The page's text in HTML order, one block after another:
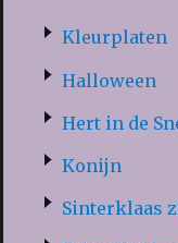
Kleurplaten
Halloween
Hert in de
Konijn
Sinterklaas